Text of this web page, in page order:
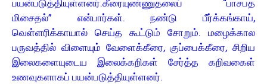
பயன்படுத்தியுள்ளனர். கீரையுண்ணுதலைப் “பாசபத
மிசைதல்” என்பார்கள். நண்டு பீர்க்கங்காய்,
வெள்ளரிக்காயால் செய்த கூட்டும் சோறும். மழைக்கால
பருவத்தில் விளையும் வேளைக்கீரை, குப்பைக்கீரை, சிறிய
இலைகளையுடைய இலைக்கறிகள் சேர்த்த கறிவகைள்
உணவுகளாகப் பயன்படுத்தியுள்ளனர்.